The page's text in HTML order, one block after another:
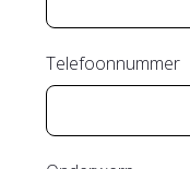
Telefoonnummer